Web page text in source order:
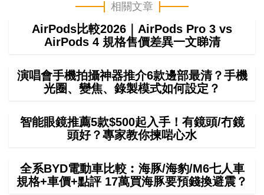
相關文章
AirPods比較2026｜AirPods Pro 3 vs
AirPods 4 規格售價差異一文睇清
演唱會手機拍攝神器推介6款邊部最清？手機
光圈、變焦、錄製模式如何設定？
智能眼鏡推薦5款$500起入手！有鏡頭/冇鏡
頭好？專家教你揀啱心水
全系BYD電動車比較︰海豚/海豹/M6七人車
規格+車價+點評 17萬買海豚要預錢換避震？